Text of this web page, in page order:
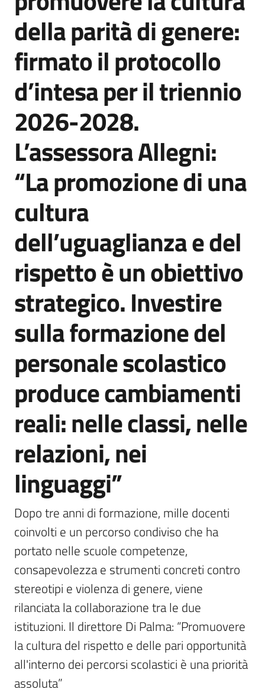
Seguici
su
della parità di genere:
firmato il protocollo
d’intesa per il triennio
2026-2028.
L’assessora Allegni:
“La promozione di una
cultura
dell’uguaglianza e del
rispetto è un obiettivo
strategico. Investire
sulla formazione del
personale scolastico
produce cambiamenti
reali: nelle classi, nelle
relazioni, nei
linguaggi”
Dopo tre anni di formazione, mille docenti
coinvolti e un percorso condiviso che ha
portato nelle scuole competenze,
consapevolezza e strumenti concreti contro
stereotipi e violenza di genere, viene
rilanciata la collaborazione tra le due
istituzioni. Il direttore Di Palma: “Promuovere
la cultura del rispetto e delle pari opportunità
all'interno dei percorsi scolastici è una priorità
assoluta”